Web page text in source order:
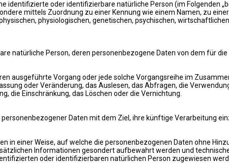
identifizierte oder identifizierbare natürliche Person (im Folgenden
mittels Zuordnung zu einer Kennung wie einem Namen, zu
physiologischen, genetischen, psychischen,
natürliche Person, deren personenbezogene Daten von dem für
ausgeführte Vorgang oder jede solche Vorgangsreihe im
oder Veränderung, das Auslesen, das Abfragen, die
die Einschränkung, das Löschen oder die Vernichtung.
Daten mit dem Ziel, ihre künftige Verarbeitung
in einer Weise, auf welche die personenbezogenen Daten ohne
Informationen gesondert aufbewahrt werden und
oder identifizierbaren natürlichen Person zugewiesen